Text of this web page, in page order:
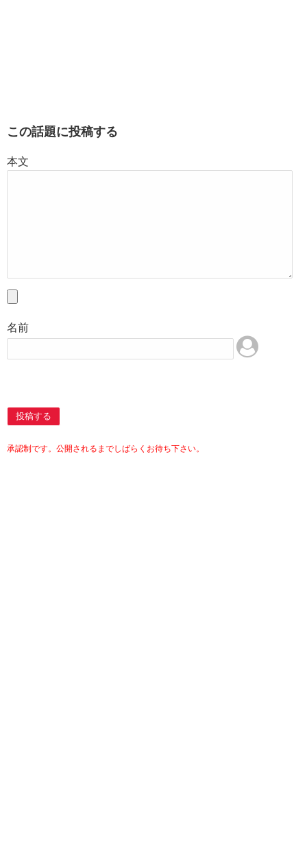
この話題に投稿する
本文
名前
投稿する
承認制です。公開されるまでしばらくお待ち下さい。